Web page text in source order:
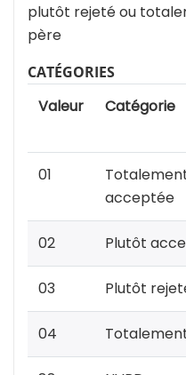
plutôt rejeté ou
père
CATÉGORIES
Valeur Catégorie
01
acceptée
02 Plutôt
03 Plutôt
04